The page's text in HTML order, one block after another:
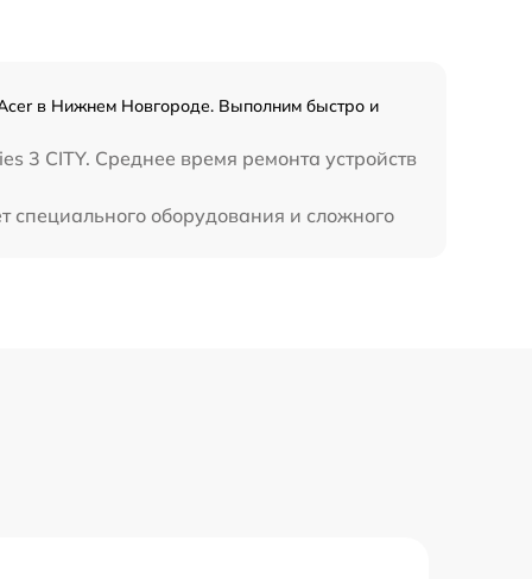
в Нижнем Новгороде. Выполним быстро и
3 CITY. Среднее время ремонта устройств
специального оборудования и сложного